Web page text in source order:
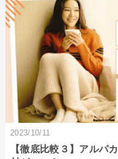
2023/10/11
【徹底比較３】アルパ